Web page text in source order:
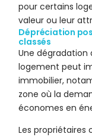
pour certains
valeur ou leur
Dépréciation
classés
Une dégradation
logement peut
immobilier,
zone où la
économes en
Les